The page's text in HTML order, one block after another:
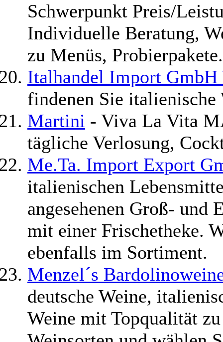
Schwerpunkt Preis/
Individuelle Beratung,
zu Menüs, Probierpakete.
Italhandel Import
findenen Sie italienische
Martini - Viva La Vita
tägliche Verlosung,
Me.Ta. Import Export
italienischen
angesehenen Groß- und
mit einer Frischetheke.
ebenfalls im Sortiment.
Menzel´s
deutsche Weine,
Weine mit Topqualität